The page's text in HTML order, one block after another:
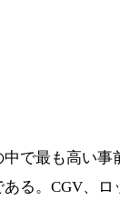
で最も高い
る。CGV、